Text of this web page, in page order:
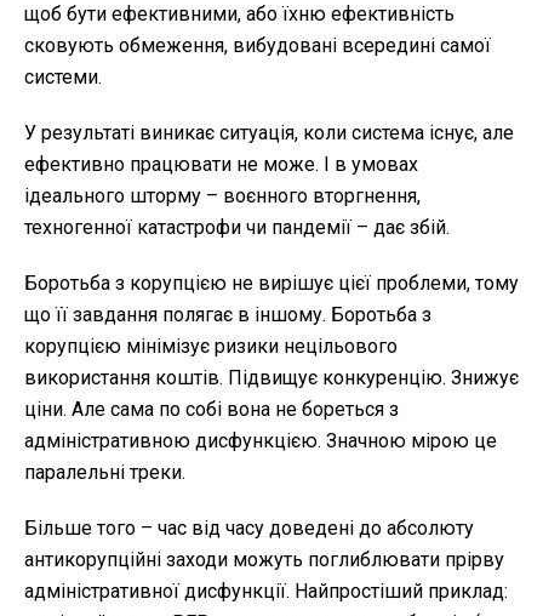
щоб бути ефективними, або їхню ефективність
сковують обмеження, вибудовані всередині самої
системи.
У результаті виникає ситуація, коли система існує, але
ефективно працювати не може. І в умовах
ідеального шторму – воєнного вторгнення,
техногенної катастрофи чи пандемії – дає збій.
Боротьба з корупцією не вирішує цієї проблеми, тому
що її завдання полягає в іншому. Боротьба з
корупцією мінімізує ризики нецільового
використання коштів. Підвищує конкуренцію. Знижує
ціни. Але сама по собі вона не бореться з
адміністративною дисфункцією. Значною мірою це
паралельні треки.
Більше того – час від часу доведені до абсолюту
антикорупційні заходи можуть поглиблювати прірву
адміністративної дисфункції. Найпростіший приклад: